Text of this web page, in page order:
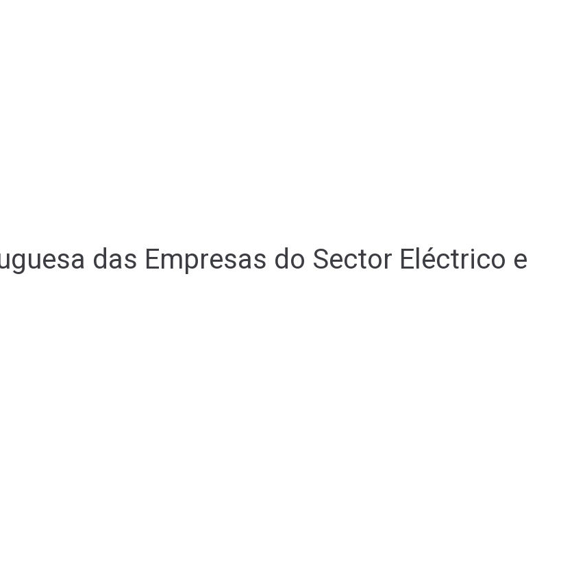
das Empresas do Sector Eléctrico e